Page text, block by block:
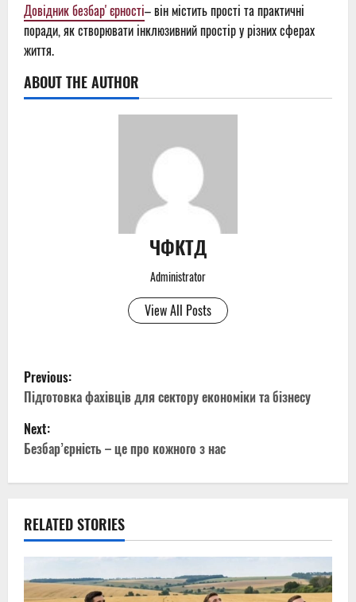
Довідник безбарʼєрності– він містить прості та практичні
поради, як створювати інклюзивний простір у різних сферах
життя.
ABOUT THE AUTHOR
ЧФКТД
Administrator
View All Posts
P
o
s
a
v
Previous:
Підготовка фахівців для сектору економіки та бізнесу
Next:
Безбар’єрність – це про кожного з нас
RELATED STORIES